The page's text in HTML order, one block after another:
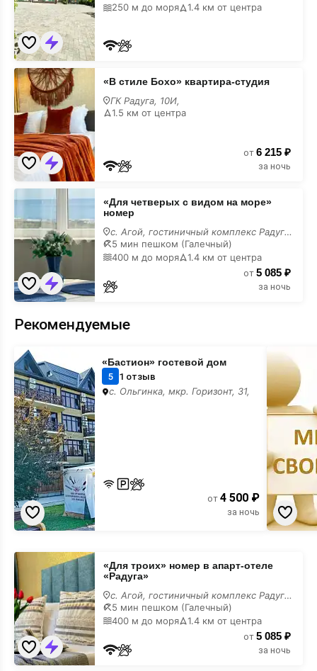
250 м до моря
1.4 км от центра
«В
стиле
Бохо»
квартира-
студия
«В стиле Бохо» квартира-студия
ГК Радуга, 10И,
1.5 км от центра
от 6 215 ₽
за ночь
«Для
с
видом
на
море»
номер
«Для четверых с видом на море»
номер
с. Агой, гостиничный комплекс Радуга, 10В,
5 мин пешком (Галечный)
400 м до моря
1.4 км от центра
от 5 085 ₽
за ночь
Рекомендуемые
«Бастион»
гостевой
дом
«Бастион» гостевой дом
5 1 отзыв
с. Ольгинка, мкр. Горизонт, 31,
от 4 500 ₽
за ночь
для
вашего
баннера
«Для
троих»
номер
в
апарт-
отеле
«Радуга»
«Для троих» номер в апарт-отеле
«Радуга»
с. Агой, гостиничный комплекс Радуга, 10Г,
5 мин пешком (Галечный)
400 м до моря
1.4 км от центра
от 5 085 ₽
за ночь